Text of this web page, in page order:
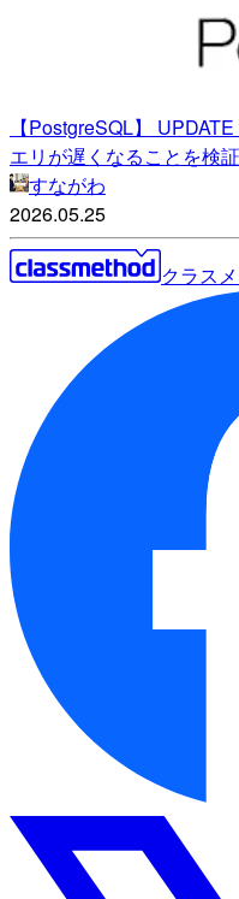
【PostgreSQL】
エリが遅くなることを検
すながわ
2026.05.25
クラス